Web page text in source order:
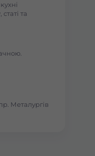
та
Металургів